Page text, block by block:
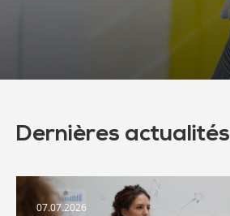
Dernières actualités
07.07.2026